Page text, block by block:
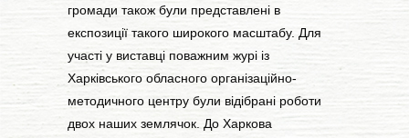
громади також були представлені в
експозиції такого широкого масштабу. Для
участі у виставці поважним журі із
Харківського обласного організаційно-
методичного центру були відібрані роботи
двох наших землячок. До Харкова